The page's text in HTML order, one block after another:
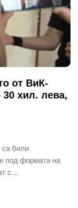
от ВиК-
хил. лева,
са били
под формата на
с…